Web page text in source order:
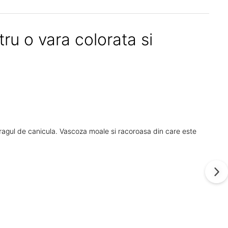
o vara colorata si
de canicula. Vascoza moale si racoroasa din care este